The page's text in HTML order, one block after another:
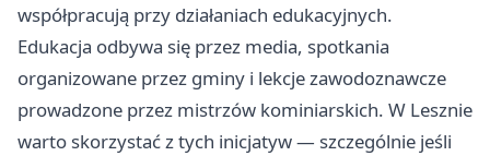
współpracują przy działaniach edukacyjnych.
Edukacja odbywa się przez media, spotkania
organizowane przez gminy i lekcje zawodoznawcze
prowadzone przez mistrzów kominiarskich. W Lesznie
warto skorzystać z tych inicjatyw — szczególnie jeśli